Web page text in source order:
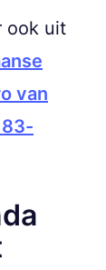
ook uit
van